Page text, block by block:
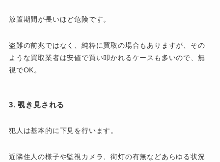
放置期間が長いほど危険です。
盗難の前兆ではなく、純粋に買取の場合もありますが、その
ような買取業者は安値で買い叩かれるケースも多いので、無
視でOK。
3. 覗き見される
犯人は基本的に下見を行います。
近隣住人の様子や監視カメラ、街灯の有無などあらゆる状況